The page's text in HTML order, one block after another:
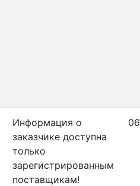
Информация о
заказчике доступна
только
зарегистрированным
поставщикам!